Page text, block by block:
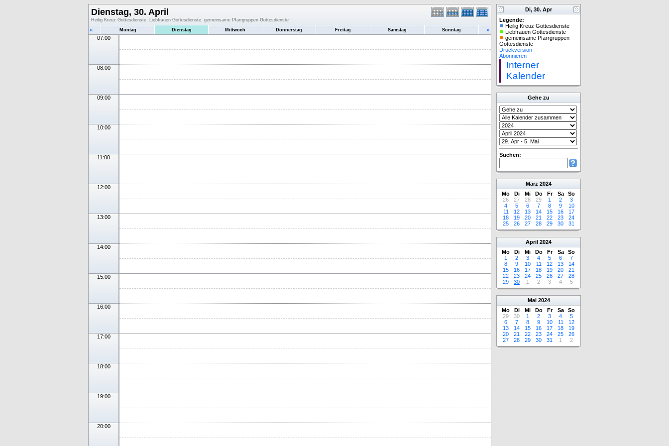
Dienstag, 30. April
Heilig Kreuz Gottesdienste, Liebfrauen Gottesdienste, gemeinsame Pfarrgruppen Gottesdienste
« Montag Dienstag Mittwoch Donnerstag Freitag Samstag Sonntag »
07:00
08:00
09:00
10:00
11:00
12:00
13:00
14:00
15:00
16:00
17:00
18:00
19:00
20:00
Di, 30. Apr
Legende:
Heilig Kreuz Gottesdienste
Liebfrauen Gottesdienste
gemeinsame Pfarrgruppen
Gottesdienste
Druckversion
Abonnieren
Interner
Kalender
Gehe zu
Suchen:
März 2024
Mo
Di Mi Do Fr Sa
So
26
27 28 29 1 2
3
4
5 6 7 8 9
10
11
12 13 14 15 16
17
18
19 20 21 22 23
24
25
26 27 28 29 30 31
April 2024
Mo
Di Mi Do Fr Sa
So
1
2 3 4 5 6
7
8
9 10 11 12 13
14
15
16 17 18 19 20
21
22
23 24 25 26 27
28
29
30 1 2 3 4 5
Mai 2024
Mo
Di Mi Do Fr Sa
So
29
30 1 2 3 4
5
6
7 8 9 10 11
12
13
14 15 16 17 18
19
20
21 22 23 24 25
26
27
28 29 30 31 1 2